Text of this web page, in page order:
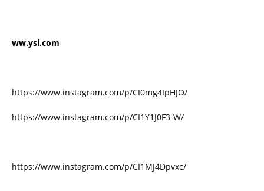
ww.ysl.com
https://www.instagram.com/p/CI0mg4IpHJO/
https://www.instagram.com/p/CI1Y1J0F3-W/
https://www.instagram.com/p/CI1MJ4Dpvxc/